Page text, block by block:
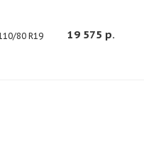
80 R19 19 575 р.